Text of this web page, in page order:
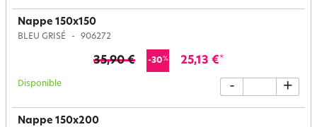
Nappe 150x150
BLEU GRISÉ 906272
35,90 € -30% 25,13 €*
Disponible - +
Nappe 150x200